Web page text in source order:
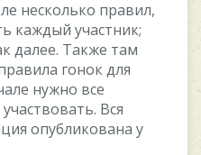
несколько правил,
каждый участник;
далее. Также там
гонок для
нужно все
Вся
опубликована у